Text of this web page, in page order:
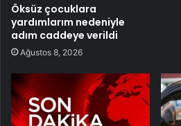
Öksüz çocuklara
yardımlarım nedeniyle
adım caddeye verildi
Ağustos 8, 2026